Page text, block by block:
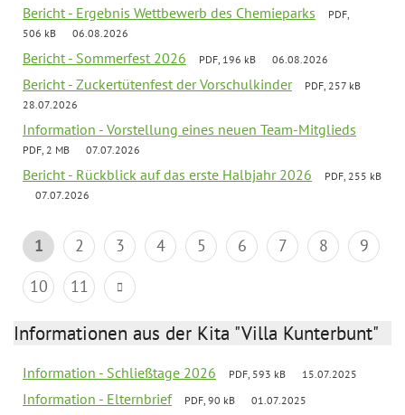
Bericht - Ergebnis Wettbewerb des Chemieparks
PDF,
506 kB
06.08.2026
Bericht - Sommerfest 2026 PDF, 196 kB 06.08.2026
Bericht - Zuckertütenfest der Vorschulkinder
PDF, 257 kB
28.07.2026
Information - Vorstellung eines neuen Team-Mitglieds
PDF, 2 MB 07.07.2026
Bericht - Rückblick auf das erste Halbjahr 2026
PDF, 255 kB
07.07.2026
1 2 3 4 5 6 7 8
9
10
11
Informationen aus der Kita "Villa Kunterbunt"
Information - Schließtage 2026 PDF, 593 kB 15.07.2025
Information - Elternbrief PDF, 90 kB 01.07.2025